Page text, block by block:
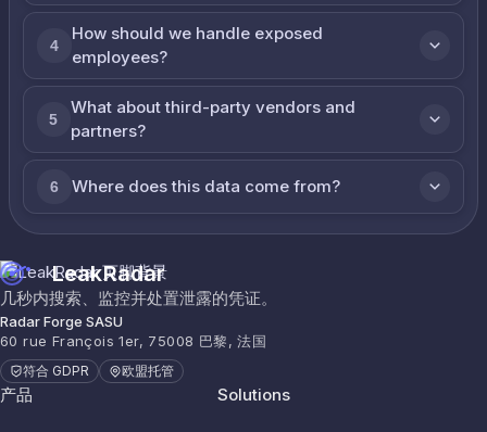
4
How should we handle exposed
employees?
5
What about third-party vendors and
partners?
6 Where does this data come from?
LeakRadar
几秒内搜索、监控并处置泄露的凭证。
Radar Forge SASU
60 rue François 1er, 75008 巴黎, 法国
符合 GDPR 欧盟托管
产品 Solutions